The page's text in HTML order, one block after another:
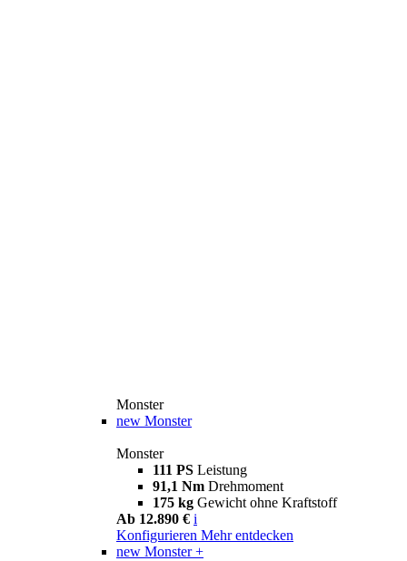
Monster
new Monster
Monster
111 PS Leistung
91,1 Nm Drehmoment
175 kg Gewicht ohne Kraftstoff
Ab 12.890 € i
Konfigurieren Mehr entdecken
new Monster +